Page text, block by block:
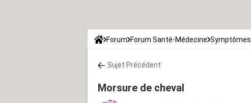
Forum Forum Santé-Médecine
Sujet Précédent
Morsure de cheval